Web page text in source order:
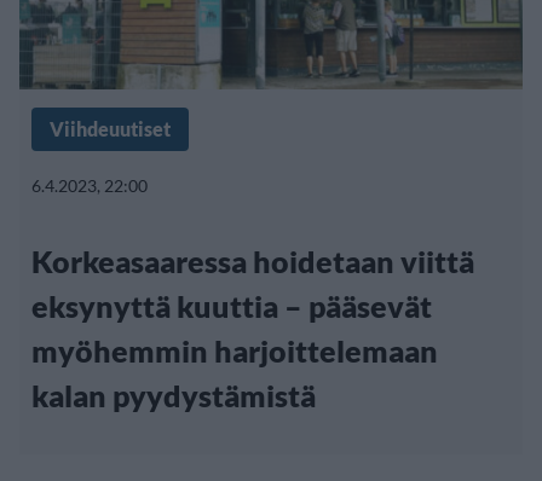
Viihdeuutiset
6.4.2023, 22:00
Korkeasaaressa hoidetaan viittä
eksynyttä kuuttia – pääsevät
myöhemmin harjoittelemaan
kalan pyydystämistä